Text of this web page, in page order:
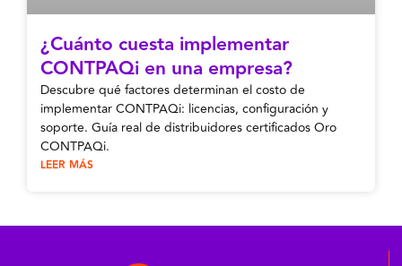
¿Cuánto cuesta implementar
CONTPAQi en una empresa?
Descubre qué factores determinan el costo de
implementar CONTPAQi: licencias, configuración y
soporte. Guía real de distribuidores certificados Oro
CONTPAQi.
LEER MÁS